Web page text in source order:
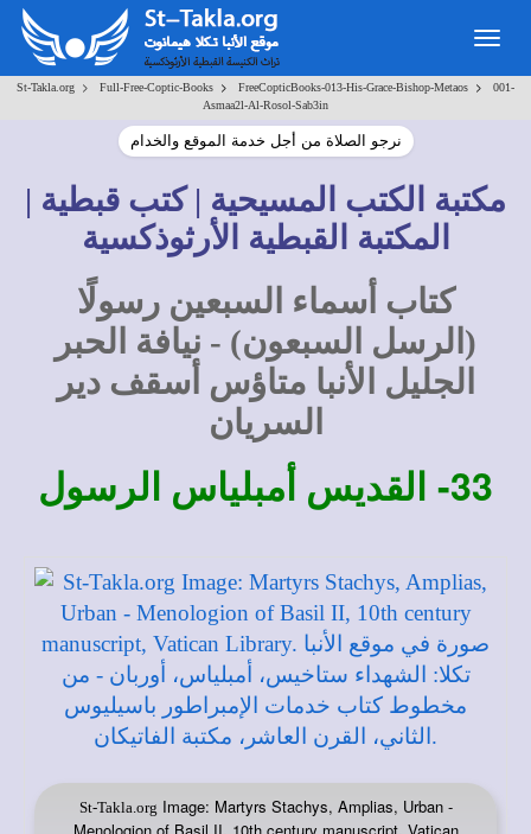
St-Takla.org > Full-Free-Coptic-Books > FreeCopticBooks-013-His-Grace-Bishop-Metaos >
001-
Asmaa2l-Al-Rosol-Sab3in
نرجو الصلاة من أجل خدمة الموقع والخدام
مكتبة الكتب المسيحية | كتب قبطية |
المكتبة القبطية الأرثوذكسية
كتاب أسماء السبعين رسولًا
(الرسل السبعون) - نيافة الحبر
الجليل الأنبا متاؤس أسقف دير
السريان
33- القديس أمبلياس الرسول
St-Takla.org Image: Martyrs Stachys, Amplias, Urban -